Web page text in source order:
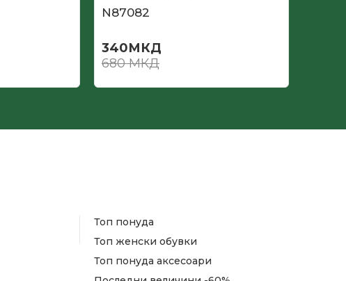
N87082
340МКД
680МКД
Топ понуда
Топ женски обувки
Топ понуда аксесоари